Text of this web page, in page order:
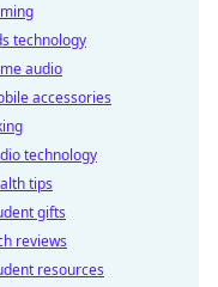
technology
audio
accessories
technology
tips
gifts
reviews
resources